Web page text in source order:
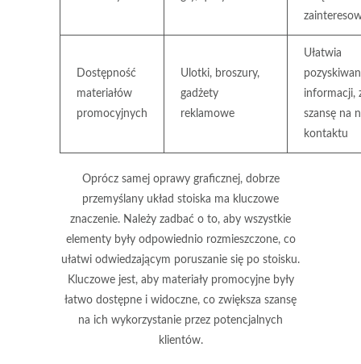
Dostępność
materiałów
promocyjnych
Ulotki, broszury,
gadżety
reklamowe
Ułatwia
informacji,
szansę na
kontaktu
Oprócz samej oprawy graficznej, dobrze
przemyślany układ stoiska ma kluczowe
znaczenie. Należy zadbać o to, aby wszystkie
elementy były odpowiednio rozmieszczone, co
ułatwi odwiedzającym poruszanie się po stoisku.
Kluczowe jest, aby materiały promocyjne były
łatwo dostępne i widoczne, co zwiększa szansę
na ich wykorzystanie przez potencjalnych
klientów.